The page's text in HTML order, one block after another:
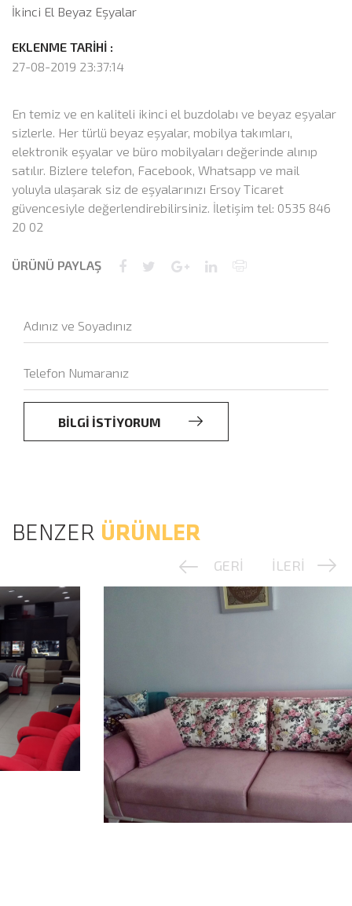
İkinci El Beyaz Eşyalar
EKLENME TARİHİ :
27-08-2019 23:37:14
En temiz ve en kaliteli ikinci el buzdolabı ve beyaz eşyalar
sizlerle. Her türlü beyaz eşyalar, mobilya takımları,
elektronik eşyalar ve büro mobilyaları değerinde alınıp
satılır. Bizlere telefon, Facebook, Whatsapp ve mail
yoluyla ulaşarak siz de eşyalarınızı Ersoy Ticaret
güvencesiyle değerlendirebilirsiniz. İletişim tel: 0535 846
20 02
ÜRÜNÜ PAYLAŞ
BİLGİ İSTİYORUM
BENZER ÜRÜNLER
GERİ İLERİ